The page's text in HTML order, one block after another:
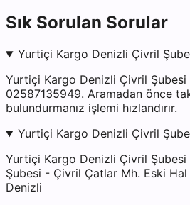
Sık Sorulan Sorular
Yurtiçi Kargo Denizli Çivril
Yurtiçi Kargo Denizli Çivril Şubesi
02587135949. Aramadan önce
bulundurmanız işlemi hızlandırır.
Yurtiçi Kargo Denizli Çivril
Yurtiçi Kargo Denizli Çivril Şubesi
Şubesi - Çivril Çatlar Mh. Eski
Denizli